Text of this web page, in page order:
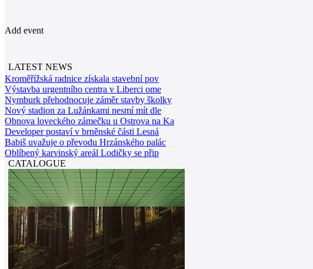
Add event
LATEST NEWS
Kroměřížská radnice získala stavební pov
Výstavba urgentního centra v Liberci ome
Nymburk přehodnocuje záměr stavby školky
Nový stadion za Lužánkami nesmí mít dle
Obnova loveckého zámečku u Ostrova na Ka
Developer postaví v brněnské části Lesná
Babiš uvažuje o převodu Hrzánského palác
Oblíbený karvinský areál Lodičky se přip
CATALOGUE